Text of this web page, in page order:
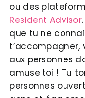
ou des
Resident Advisor
que tu ne
t’accompagner,
aux personnes
amuse toi ! Tu
personnes